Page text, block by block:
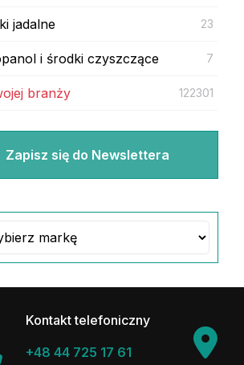
jadalne 23
i środki czyszczące 7
branży 122301
Zapisz się do Newslettera
Kontakt telefoniczny
+48 44 725 17 61